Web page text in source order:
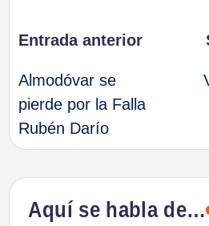
Navegación
de
entradas
Entrada anterior
Almodóvar se
pierde por la Falla
Rubén Darío
Aquí se habla de…